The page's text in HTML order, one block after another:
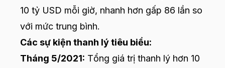
10 tỷ USD mỗi giờ, nhanh hơn gấp 86 lần so
với mức trung bình.
Các sự kiện thanh lý tiêu biểu:
Tháng 5/2021: Tổng giá trị thanh lý hơn 10